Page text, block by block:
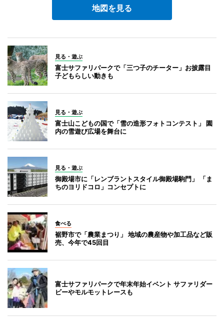
地図を見る
見る・遊ぶ
富士サファリパークで「三つ子のチーター」お披露目
子どもらしい動きも
見る・遊ぶ
富士山こどもの国で「雪の造形フォトコンテスト」 園
内の雪遊び広場を舞台に
見る・遊ぶ
御殿場市に「レンブラントスタイル御殿場駒門」 「ま
ちのヨリドコロ」コンセプトに
食べる
裾野市で「農業まつり」 地域の農産物や加工品など販
売、今年で45回目
富士サファリパークで年末年始イベント サファリダー
ビーやモルモットレースも